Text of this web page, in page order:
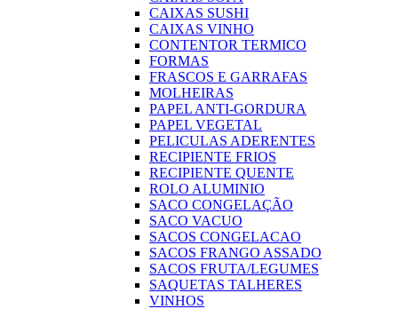
CAIXAS SUSHI
CAIXAS VINHO
CONTENTOR TERMICO
FORMAS
FRASCOS E GARRAFAS
MOLHEIRAS
PAPEL ANTI-GORDURA
PAPEL VEGETAL
PELICULAS ADERENTES
RECIPIENTE FRIOS
RECIPIENTE QUENTE
ROLO ALUMINIO
SACO CONGELAÇÃO
SACO VACUO
SACOS CONGELACAO
SACOS FRANGO ASSADO
SACOS FRUTA/LEGUMES
SAQUETAS TALHERES
VINHOS